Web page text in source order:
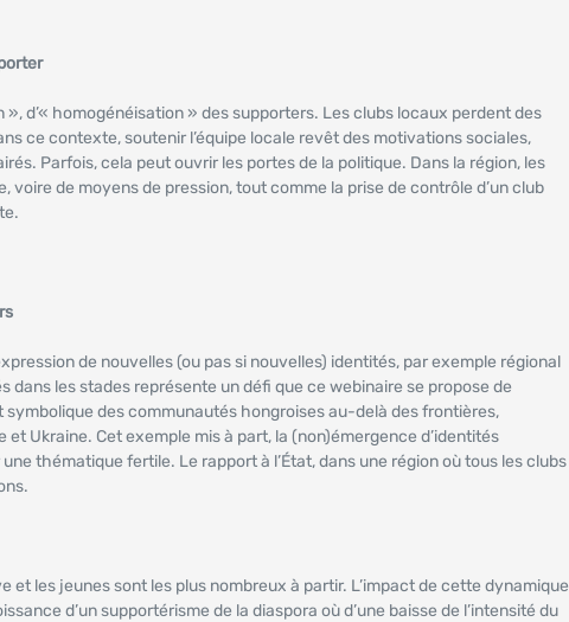
d’« homogénéisation » des supporters. Les clubs locaux perdent des
ce contexte, soutenir l’équipe locale revêt des motivations sociales,
Parfois, cela peut ouvrir les portes de la politique. Dans la région, les
de moyens de pression, tout comme la prise de contrôle d’un club
de nouvelles (ou pas si nouvelles) identités, par exemple régional
dans les stades représente un défi que ce webinaire se propose de
des communautés hongroises au-delà des frontières,
Ukraine. Cet exemple mis à part, la (non)émergence d’identités
thématique fertile. Le rapport à l’État, dans une région où tous les clubs
et les jeunes sont les plus nombreux à partir. L’impact de cette dynamique
d’un supportérisme de la diaspora où d’une baisse de l’intensité du